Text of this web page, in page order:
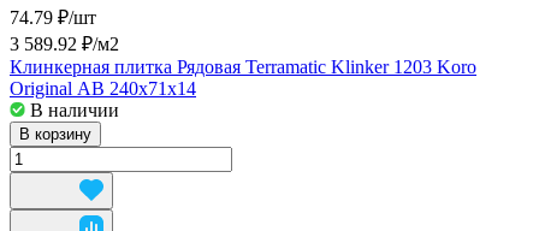
74.79 ₽/шт
3 589.92 ₽/м2
Клинкерная плитка Рядовая Terramatic Klinker 1203 Koro
Original АВ 240x71x14
В наличии
В корзину